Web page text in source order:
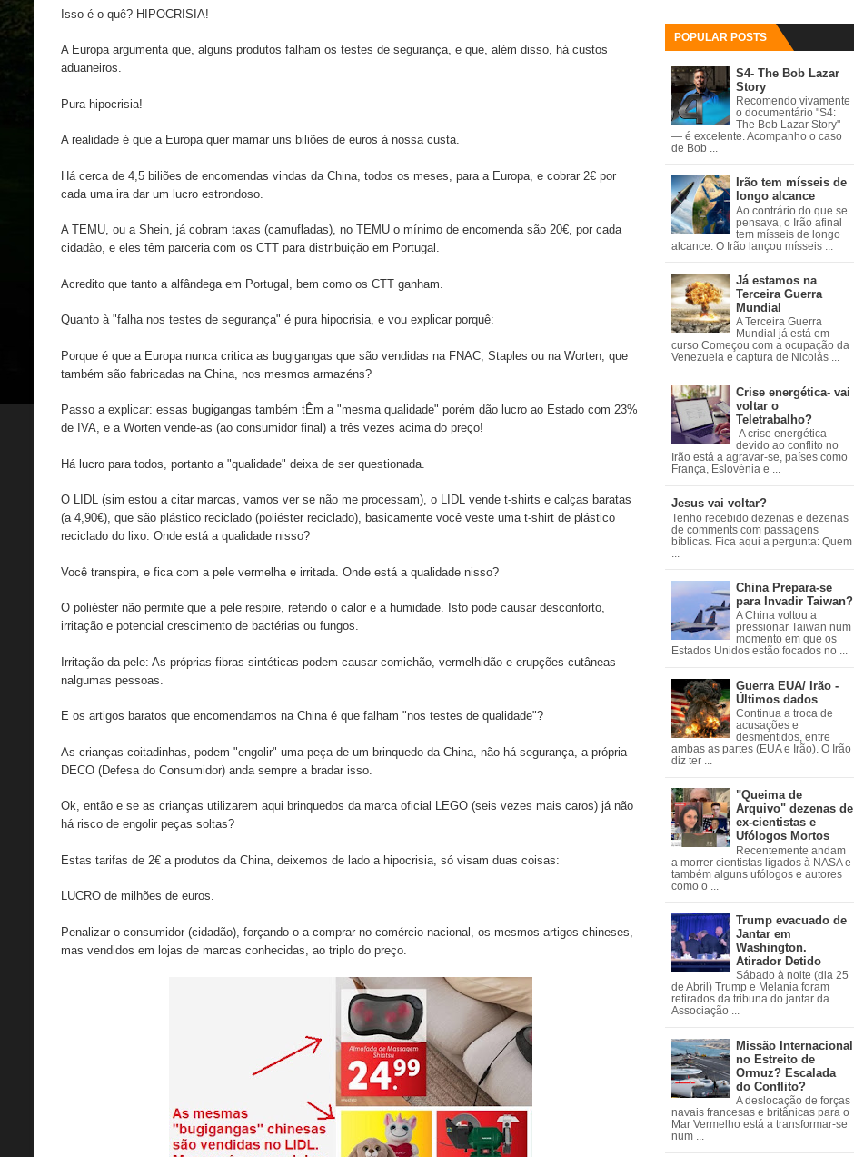
POPULAR POSTS
S4- The Bob Lazar
Story
Recomendo vivamente
o documentário "S4:
The Bob Lazar Story"
— é excelente. Acompanho o caso
de Bob ...
Irão tem mísseis de
longo alcance
Ao contrário do que se
pensava, o Irão afinal
tem mísseis de longo
alcance. O Irão lançou mísseis ...
Já estamos na
Terceira Guerra
Mundial
A Terceira Guerra
Mundial já está em
curso Começou com a ocupação da
Venezuela e captura de Nicolás ...
Crise energética- vai
voltar o
Teletrabalho?
A crise energética
devido ao conflito no
Irão está a agravar-se, países como
França, Eslovénia e ...
Jesus vai voltar?
Tenho recebido dezenas e dezenas
de comments com passagens
bíblicas. Fica aqui a pergunta: Quem
China Prepara-se
para Invadir Taiwan?
A China voltou a
pressionar Taiwan num
momento em que os
Estados Unidos estão focados no ...
Guerra EUA/ Irão -
Últimos dados
Continua a troca de
acusações e
desmentidos, entre
ambas as partes (EUA e Irão). O Irão
diz ter ...
"Queima de
Arquivo" dezenas de
ex-cientistas e
Ufólogos Mortos
Recentemente andam
a morrer cientistas ligados à NASA e
também alguns ufólogos e autores
como o ...
Trump evacuado de
Jantar em
Washington.
Atirador Detido
Sábado à noite (dia 25
de Abril) Trump e Melania foram
retirados da tribuna do jantar da
Associação ...
Missão Internacional
no Estreito de
Ormuz? Escalada
do Conflito?
A deslocação de forças
navais francesas e britânicas para o
Mar Vermelho está a transformar-se
num ...
Isso é o quê? HIPOCRISIA!
A Europa argumenta que, alguns produtos falham os testes de segurança, e que, além disso, há custos
aduaneiros.
Pura hipocrisia!
A realidade é que a Europa quer mamar uns biliões de euros à nossa custa.
Há cerca de 4,5 biliões de encomendas vindas da China, todos os meses, para a Europa, e cobrar 2€ por
cada uma ira dar um lucro estrondoso.
A TEMU, ou a Shein, já cobram taxas (camufladas), no TEMU o mínimo de encomenda são 20€, por cada
cidadão, e eles têm parceria com os CTT para distribuição em Portugal.
Acredito que tanto a alfândega em Portugal, bem como os CTT ganham.
Quanto à "falha nos testes de segurança" é pura hipocrisia, e vou explicar porquê:
Porque é que a Europa nunca critica as bugigangas que são vendidas na FNAC, Staples ou na Worten, que
também são fabricadas na China, nos mesmos armazéns?
Passo a explicar: essas bugigangas também tÊm a "mesma qualidade" porém dão lucro ao Estado com 23%
de IVA, e a Worten vende-as (ao consumidor final) a três vezes acima do preço!
Há lucro para todos, portanto a "qualidade" deixa de ser questionada.
O LIDL (sim estou a citar marcas, vamos ver se não me processam), o LIDL vende t-shirts e calças baratas
(a 4,90€), que são plástico reciclado (poliéster reciclado), basicamente você veste uma t-shirt de plástico
reciclado do lixo. Onde está a qualidade nisso?
Você transpira, e fica com a pele vermelha e irritada. Onde está a qualidade nisso?
O poliéster não permite que a pele respire, retendo o calor e a humidade. Isto pode causar desconforto,
irritação e potencial crescimento de bactérias ou fungos.
Irritação da pele: As próprias fibras sintéticas podem causar comichão, vermelhidão e erupções cutâneas
nalgumas pessoas.
E os artigos baratos que encomendamos na China é que falham "nos testes de qualidade"?
As crianças coitadinhas, podem "engolir" uma peça de um brinquedo da China, não há segurança, a própria
DECO (Defesa do Consumidor) anda sempre a bradar isso.
Ok, então e se as crianças utilizarem aqui brinquedos da marca oficial LEGO (seis vezes mais caros) já não
há risco de engolir peças soltas?
Estas tarifas de 2€ a produtos da China, deixemos de lado a hipocrisia, só visam duas coisas:
LUCRO de milhões de euros.
Penalizar o consumidor (cidadão), forçando-o a comprar no comércio nacional, os mesmos artigos chineses,
mas vendidos em lojas de marcas conhecidas, ao triplo do preço.